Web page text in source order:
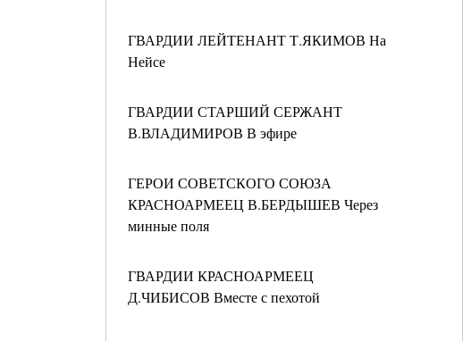
ГВАРДИИ ЛЕЙТЕНАНТ Т.ЯКИМОВ На
Нейсе
ГВАРДИИ СТАРШИЙ СЕРЖАНТ
В.ВЛАДИМИРОВ В эфире
ГЕРОИ СОВЕТСКОГО СОЮЗА
КРАСНОАРМЕЕЦ В.БЕРДЫШЕВ Через
минные поля
ГВАРДИИ КРАСНОАРМЕЕЦ
Д.ЧИБИСОВ Вместе с пехотой